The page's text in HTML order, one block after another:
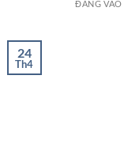
ĐĂNG VÀO
24
Th4